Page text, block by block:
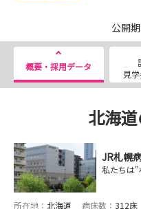
公開
概要・採用データ
見
北海
JR札幌
所在地： 北海道 病床数： 312床